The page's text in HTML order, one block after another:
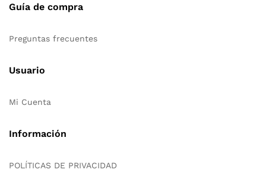
Guía de compra
Preguntas frecuentes
Usuario
Mi Cuenta
Información
POLÍTICAS DE PRIVACIDAD